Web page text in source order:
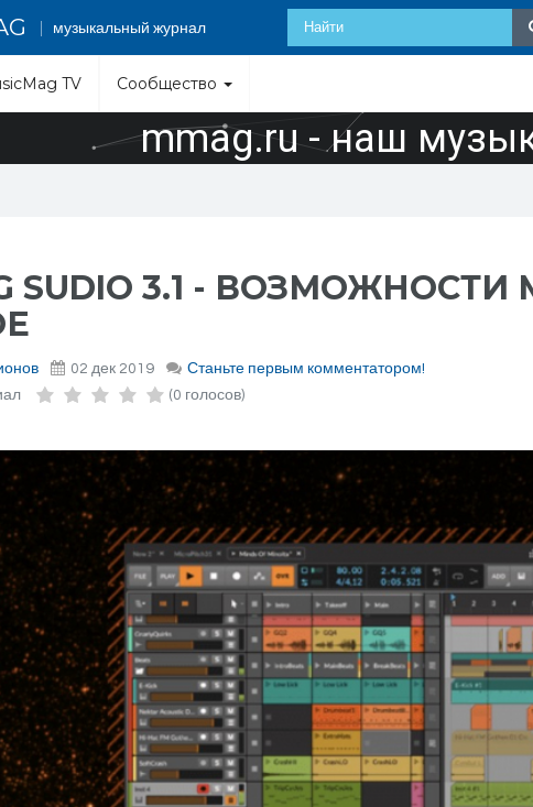
музыкальный журнал
TV Сообщество
mmag.ru - наш
SUDIO 3.1 -
02 дек 2019
Станьте первым комментатором!
(0 голосов)